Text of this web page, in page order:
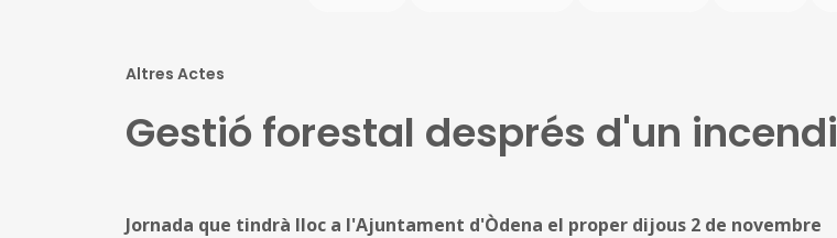
Altres Actes
Gestió forestal després d'un incendi
Jornada que tindrà lloc a l'Ajuntament d'Òdena el proper dijous 2 de novembre